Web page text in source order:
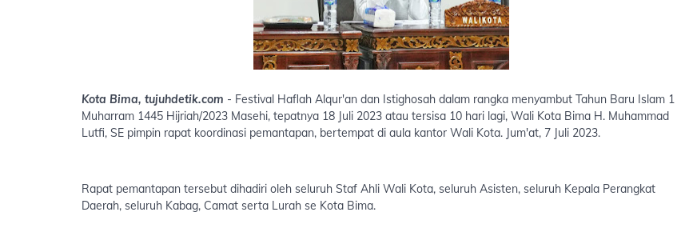
Kota Bima, tujuhdetik.com - Festival Haflah Alqur'an dan Istighosah dalam rangka menyambut Tahun Baru Islam 1
Muharram 1445 Hijriah/2023 Masehi, tepatnya 18 Juli 2023 atau tersisa 10 hari lagi, Wali Kota Bima H. Muhammad
Lutfi, SE pimpin rapat koordinasi pemantapan, bertempat di aula kantor Wali Kota. Jum'at, 7 Juli 2023.
Rapat pemantapan tersebut dihadiri oleh seluruh Staf Ahli Wali Kota, seluruh Asisten, seluruh Kepala Perangkat
Daerah, seluruh Kabag, Camat serta Lurah se Kota Bima.